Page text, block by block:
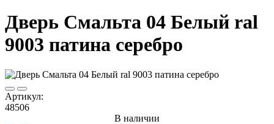
Дверь Смальта 04 Белый ral
9003 патина серебро
Артикул:
48506
В наличии